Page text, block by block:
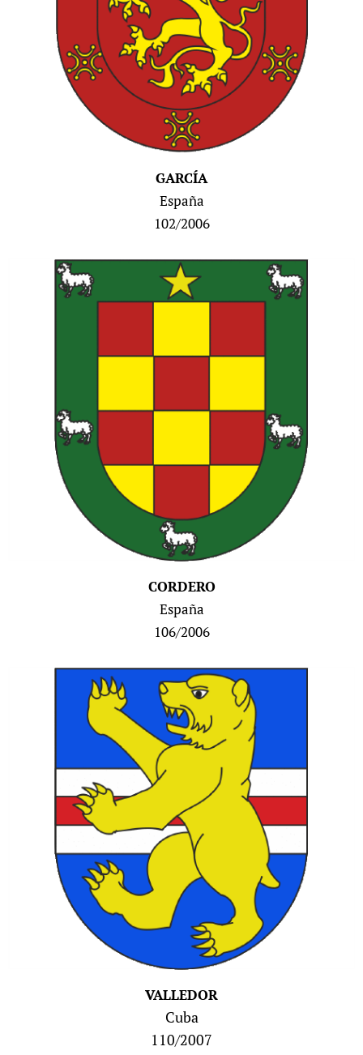
GARCÍA
España
102/2006
CORDERO
España
106/2006
VALLEDOR
Cuba
110/2007